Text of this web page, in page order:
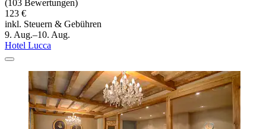
(103 Bewertungen)
123 €
inkl. Steuern & Gebühren
9. Aug.–10. Aug.
Hotel Lucca